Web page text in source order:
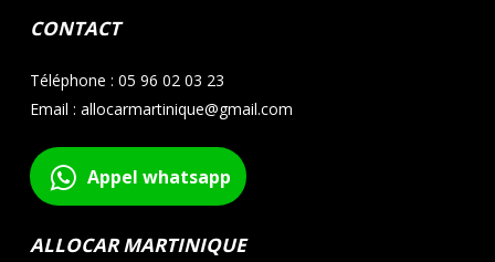
CONTACT
Téléphone : 05 96 02 03 23
Email : allocarmartinique@gmail.com
Appel whatsapp
ALLOCAR MARTINIQUE